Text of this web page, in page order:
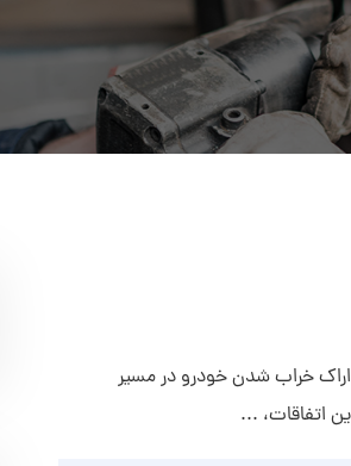
خراب شدن خودرو در مسیر
اتفاقات، ...